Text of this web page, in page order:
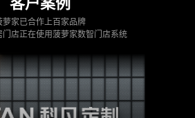
萝家已合作上百家品牌
门店正在使用菠萝家数智门店系统